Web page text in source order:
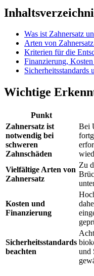
Was ist Zahnersatz
Arten von
Kriterien für die
Finanzierung,
Sicherheitsstandards
Wichtige
Punkt
Zahnersatz ist
notwendig bei
schweren
Zahnschäden
Bei
Vielfältige Arten von
Zahnersatz
Zu
Kosten und
Finanzierung
Sicherheitsstandards
beachten
und